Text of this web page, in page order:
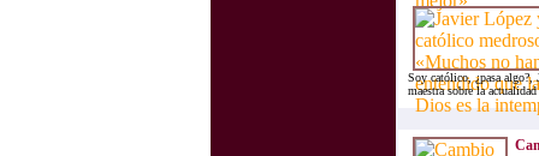
Soy católico, ¿pasa algo?,
maestra sobre la